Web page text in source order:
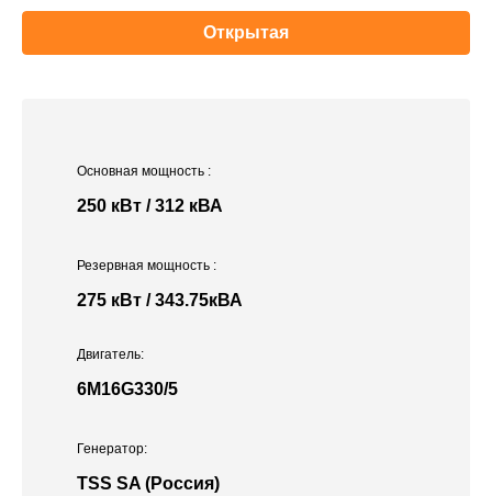
Открытая
Основная мощность :
250 кВт / 312 кВА
Двигатель:
6M16G330/5
Резервная мощность :
275 кВт / 343.75кВА
Генератор:
TSS SA (Россия)